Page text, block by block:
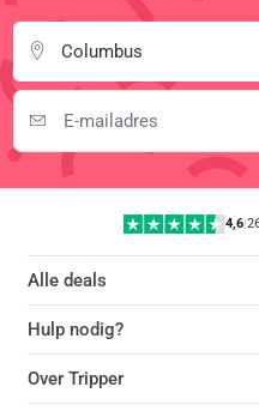
Columbus
4,6|
Alle deals
Hulp nodig?
Over Tripper